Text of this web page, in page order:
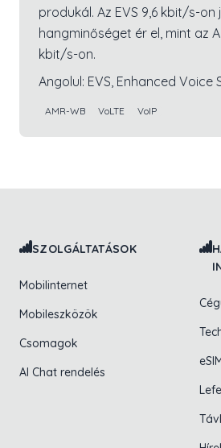
produkál. Az EVS 9,6 kbit/s-on
hangminőséget ér el, mint az
kbit/s-on.
Angolul: EVS, Enhanced Voice
AMR-WB VoLTE VoIP
Lábléc navigáció
SZOLGÁLTATÁSOK
Mobilinternet
Mobileszközök
Csomagok
AI Chat rendelés